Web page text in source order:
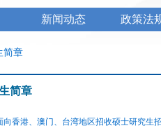
新闻动态 政策法
简章
简章
香港、澳门、台湾地区招收硕士研究生